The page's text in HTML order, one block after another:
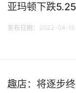
亚玛顿下跌
发布日期：2022-04-15
趣店：将逐步